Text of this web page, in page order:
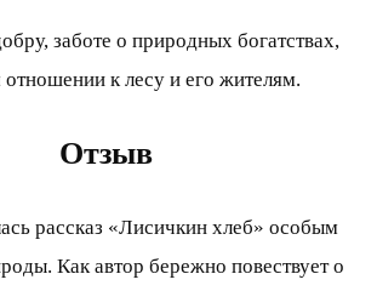
заботе о природных богатствах,
к лесу и его жителям.
Отзыв
рассказ «Лисичкин хлеб» особым
Как автор бережно повествует о